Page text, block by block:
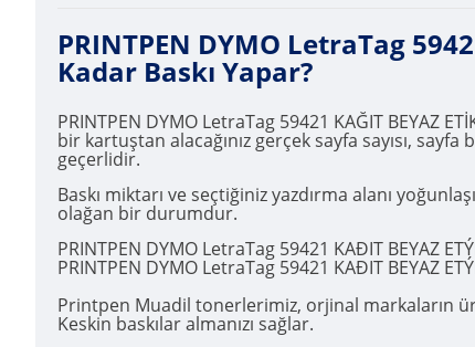
PRINTPEN DYMO LetraTag
Kadar Baskı Yapar?
PRINTPEN DYMO LetraTag 59421 KAĞIT BEYAZ
bir kartuştan alacağınız gerçek sayfa sayısı,
geçerlidir.
Baskı miktarı ve seçtiğiniz yazdırma alanı
olağan bir durumdur.
PRINTPEN DYMO LetraTag 59421 KAÐIT BEYAZ
PRINTPEN DYMO LetraTag 59421 KAÐIT BEYAZ
Printpen Muadil tonerlerimiz, orjinal markaların
Keskin baskılar almanızı sağlar.